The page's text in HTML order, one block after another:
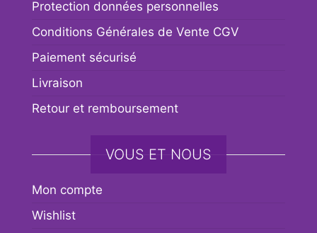
Protection données personnelles
Conditions Générales de Vente CGV
Paiement sécurisé
Livraison
Retour et remboursement
VOUS ET NOUS
Mon compte
Wishlist